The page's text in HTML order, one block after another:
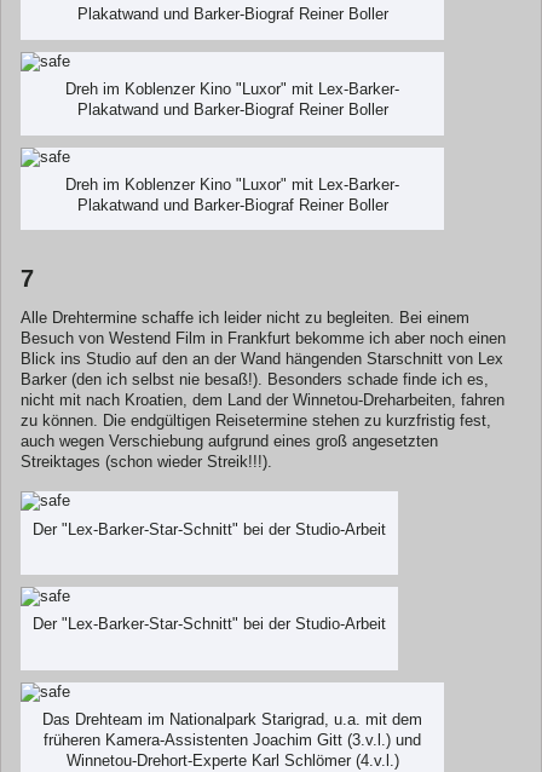
Plakatwand und Barker-Biograf Reiner Boller
Dreh im Koblenzer Kino "Luxor" mit Lex-Barker-
Plakatwand und Barker-Biograf Reiner Boller
Dreh im Koblenzer Kino "Luxor" mit Lex-Barker-
Plakatwand und Barker-Biograf Reiner Boller
7
Alle Drehtermine schaffe ich leider nicht zu begleiten. Bei einem
Besuch von Westend Film in Frankfurt bekomme ich aber noch einen
Blick ins Studio auf den an der Wand hängenden Starschnitt von Lex
Barker (den ich selbst nie besaß!). Besonders schade finde ich es,
nicht mit nach Kroatien, dem Land der Winnetou-Dreharbeiten, fahren
zu können. Die endgültigen Reisetermine stehen zu kurzfristig fest,
auch wegen Verschiebung aufgrund eines groß angesetzten
Streiktages (schon wieder Streik!!!).
Der "Lex-Barker-Star-Schnitt" bei der Studio-Arbeit
Der "Lex-Barker-Star-Schnitt" bei der Studio-Arbeit
Das Drehteam im Nationalpark Starigrad, u.a. mit dem
früheren Kamera-Assistenten Joachim Gitt (3.v.l.) und
Winnetou-Drehort-Experte Karl Schlömer (4.v.l.)